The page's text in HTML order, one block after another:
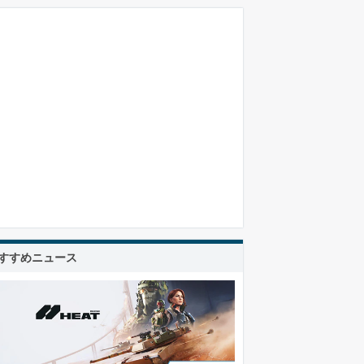
すめニュース